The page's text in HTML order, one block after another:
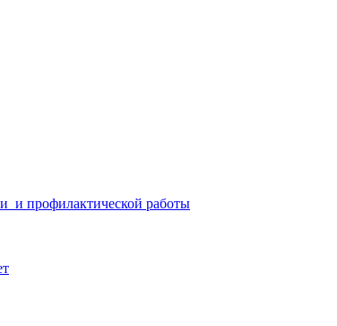
и профилактической работы